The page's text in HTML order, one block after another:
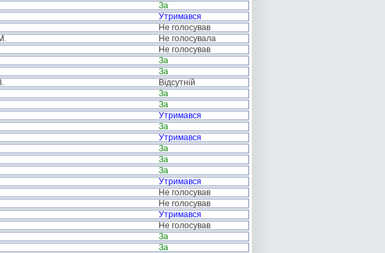
За
Утримався
Не голосував
Не голосувала
Не голосував
За
За
Відсутній
За
За
Утримався
За
Утримався
За
За
За
Утримався
Не голосував
Не голосував
Утримався
Не голосував
За
За